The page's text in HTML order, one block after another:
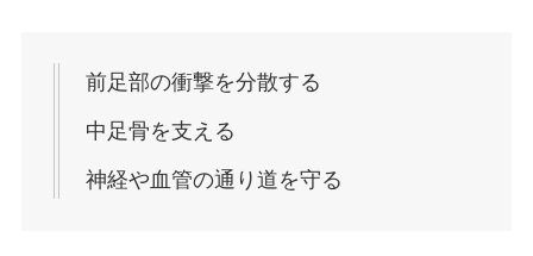
前足部の衝撃を分散する
中足骨を支える
神経や血管の通り道を守る